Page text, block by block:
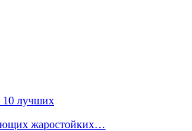
10 лучших
жаростойких…